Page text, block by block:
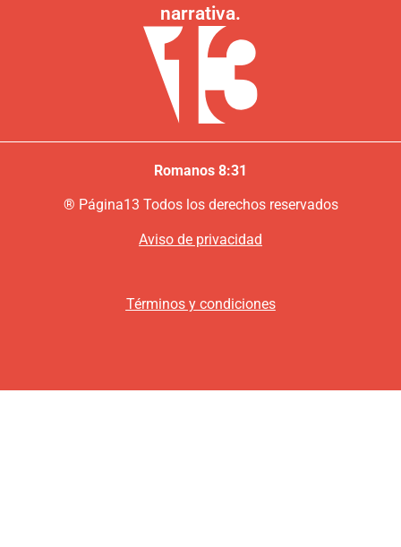
narrativa.
Romanos 8:31
® Página13 Todos los derechos reservados
Aviso de privacidad
Términos y condiciones